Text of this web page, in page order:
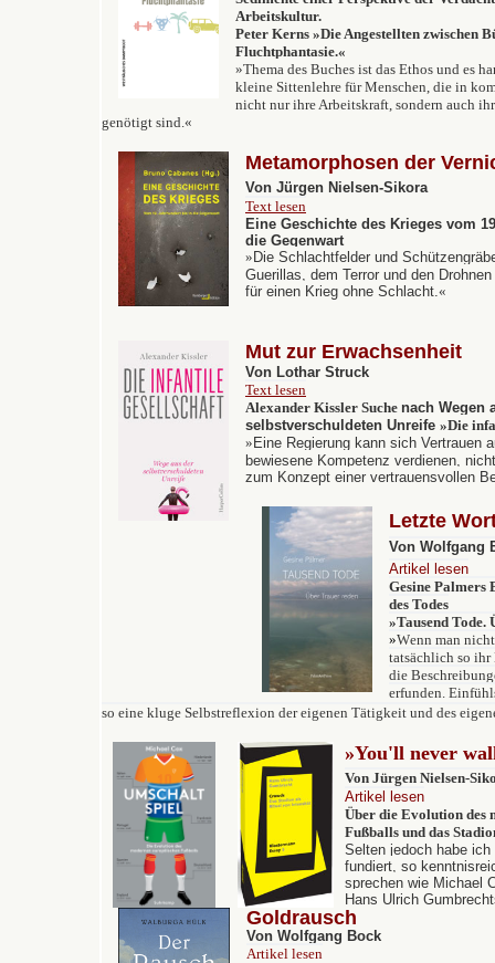
Arbeitskultur.
Peter Kerns »Die Angestellten zwischen
Fluchtphantasie.«
»Thema des Buches ist das Ethos und es
kleine Sittenlehre für Menschen, die in
nicht nur ihre Arbeitskraft, sondern auch
genötigt sind.«
Metamorphosen der
Von Jürgen Nielsen-Sikora
Text lesen
Eine Geschichte des Krieges vom
die Gegenwart
» Die Schlachtfelder und
Guerillas, dem Terror und den
für einen Krieg ohne Schlacht.«
Mut zur Erwachsenheit
Von Lothar Struck
Text lesen
Alexander Kissler Suche nach Wegen
selbstverschuldeten Unreife »Die
» Eine Regierung kann sich Vertrauen
bewiesene Kompetenz verdienen,
zum Konzept einer vertrauensvollen
Letzte
Von Wolfgang
Artikel lesen
Gesine Palmers
des Todes
»Tausend Tode.
»Wenn man
tatsächlich so ihr
die
erfunden.
so eine kluge Selbstreflexion der eigenen Tätigkeit und des
»You'll never
Von Jürgen Nielsen-
Artikel lesen
Über die Evolution des
Fußballs und das
Selten jedoch habe
fundiert, so
sprechen wie Michael
Hans Ulrich
Goldrausch
Von Wolfgang Bock
Artikel lesen